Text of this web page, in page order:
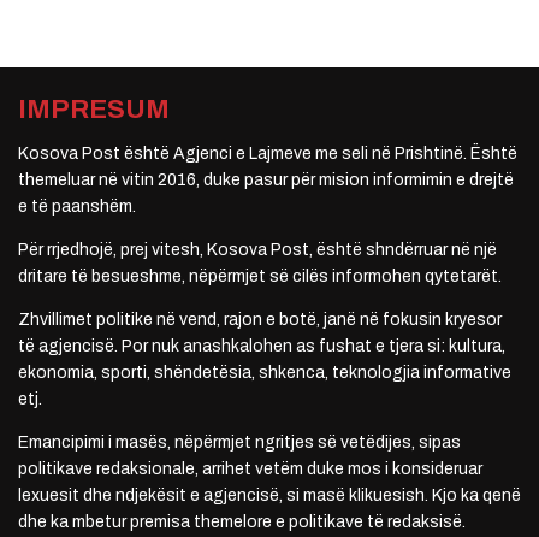
IMPRESUM
Kosova Post është Agjenci e Lajmeve me seli në Prishtinë. Është
themeluar në vitin 2016, duke pasur për mision informimin e drejtë
e të paanshëm.
Për rrjedhojë, prej vitesh, Kosova Post, është shndërruar në një
dritare të besueshme, nëpërmjet së cilës informohen qytetarët.
Zhvillimet politike në vend, rajon e botë, janë në fokusin kryesor
të agjencisë. Por nuk anashkalohen as fushat e tjera si: kultura,
ekonomia, sporti, shëndetësia, shkenca, teknologjia informative
etj.
Emancipimi i masës, nëpërmjet ngritjes së vetëdijes, sipas
politikave redaksionale, arrihet vetëm duke mos i konsideruar
lexuesit dhe ndjekësit e agjencisë, si masë klikuesish. Kjo ka qenë
dhe ka mbetur premisa themelore e politikave të redaksisë.